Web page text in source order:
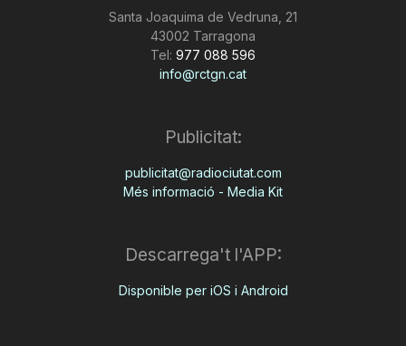
Santa Joaquima de Vedruna, 21
43002 Tarragona
Tel: 977 088 596
info@rctgn.cat
Publicitat:
publicitat@radiociutat.com
Més informació - Media Kit
Descarrega't l'APP:
Disponible per iOS i Android